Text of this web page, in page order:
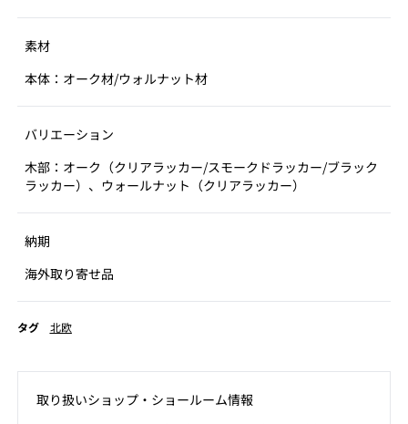
素材
本体：オーク材/ウォルナット材
バリエーション
木部：オーク（クリアラッカー/スモークドラッカー/ブラック
ラッカー）、ウォールナット（クリアラッカー）
納期
海外取り寄せ品
タグ 北欧
取り扱いショップ‧ショールーム情報